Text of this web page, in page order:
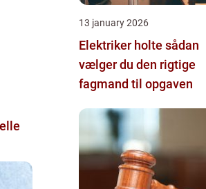
13 january 2026
Elektriker holte sådan
vælger du den rigtige
fagmand til opgaven